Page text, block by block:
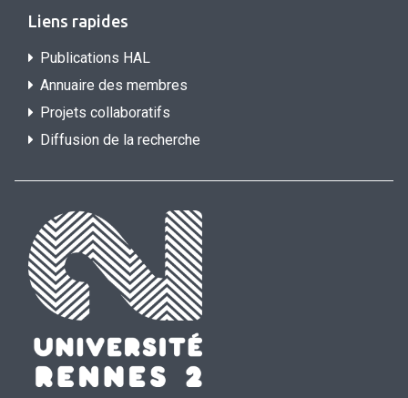
Liens rapides
Publications HAL
Annuaire des membres
Projets collaboratifs
Diffusion de la recherche